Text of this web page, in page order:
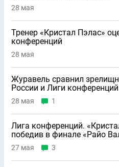
28 мая
Тренер «Кристал Пэлас»
конференций
28 мая
Журавель сравнил
России и Лиги конференций
28 мая 1
Лига конференций.
победив в финале «Райо
27 мая 3